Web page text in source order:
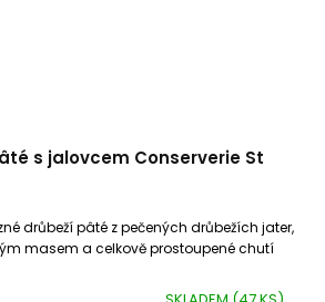
s jalovcem Conserverie St
drůbeží pâté z pečených drůbežích jater,
masem a celkově prostoupené chutí